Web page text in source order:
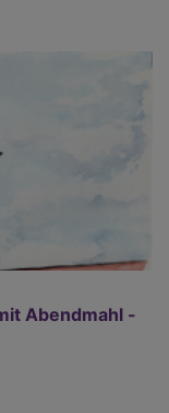
Abendmahl -